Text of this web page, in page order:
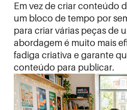
Em vez de criar conteúdo
um bloco de tempo por
para criar várias peças de
abordagem é muito mais
fadiga criativa e garante
conteúdo para publicar.